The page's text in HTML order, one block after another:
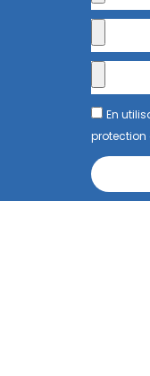
En
protection